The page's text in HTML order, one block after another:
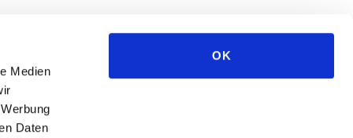
Medien
Daten
OK